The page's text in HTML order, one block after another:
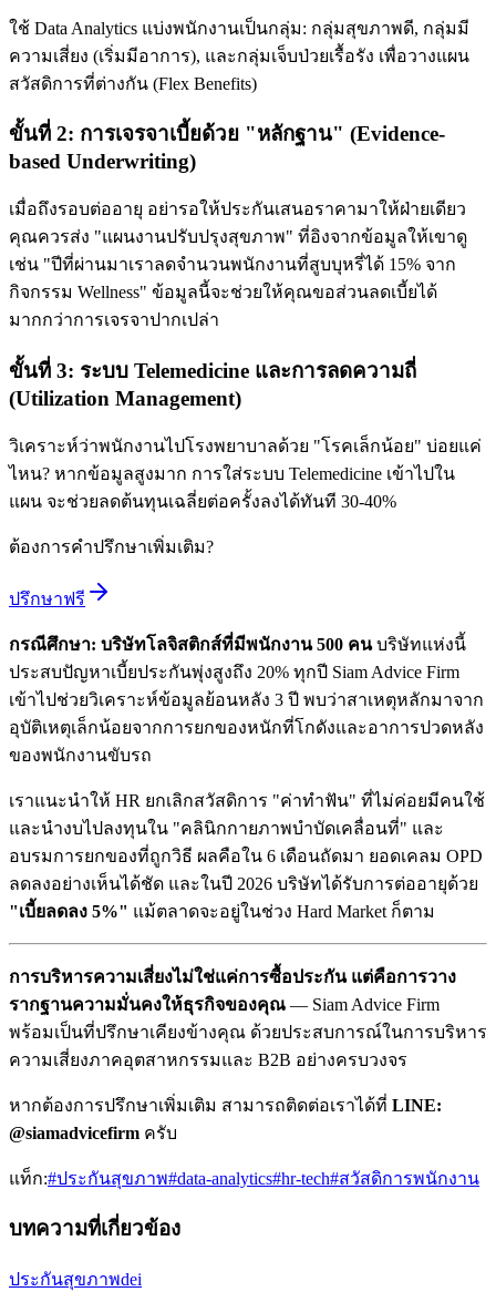
ใช้ Data Analytics แบ่งพนักงานเป็นกลุ่ม: กลุ่มสุขภาพดี, กลุ่มมี
ความเสี่ยง (เริ่มมีอาการ), และกลุ่มเจ็บป่วยเรื้อรัง เพื่อวางแผน
สวัสดิการที่ต่างกัน (Flex Benefits)
ขั้นที่ 2: การเจรจาเบี้ยด้วย "หลักฐาน" (Evidence-
based Underwriting)
เมื่อถึงรอบต่ออายุ อย่ารอให้ประกันเสนอราคามาให้ฝ่ายเดียว
คุณควรส่ง "แผนงานปรับปรุงสุขภาพ" ที่อิงจากข้อมูลให้เขาดู
เช่น "ปีที่ผ่านมาเราลดจำนวนพนักงานที่สูบบุหรี่ได้ 15% จาก
กิจกรรม Wellness" ข้อมูลนี้จะช่วยให้คุณขอส่วนลดเบี้ยได้
มากกว่าการเจรจาปากเปล่า
ขั้นที่ 3: ระบบ Telemedicine และการลดความถี่
(Utilization Management)
วิเคราะห์ว่าพนักงานไปโรงพยาบาลด้วย "โรคเล็กน้อย" บ่อยแค่
ไหน? หากข้อมูลสูงมาก การใส่ระบบ Telemedicine เข้าไปใน
แผน จะช่วยลดต้นทุนเฉลี่ยต่อครั้งลงได้ทันที 30-40%
ต้องการคำปรึกษาเพิ่มเติม?
ปรึกษาฟรี
กรณีศึกษา: บริษัทโลจิสติกส์ที่มีพนักงาน 500 คนบริษัทแห่งนี้
ประสบปัญหาเบี้ยประกันพุ่งสูงถึง 20% ทุกปี Siam Advice Firm
เข้าไปช่วยวิเคราะห์ข้อมูลย้อนหลัง 3 ปี พบว่าสาเหตุหลักมาจาก
อุบัติเหตุเล็กน้อยจากการยกของหนักที่โกดังและอาการปวดหลัง
ของพนักงานขับรถ
เราแนะนำให้ HR ยกเลิกสวัสดิการ "ค่าทำฟัน" ที่ไม่ค่อยมีคนใช้
และนำงบไปลงทุนใน "คลินิกกายภาพบำบัดเคลื่อนที่" และ
อบรมการยกของที่ถูกวิธี ผลคือใน 6 เดือนถัดมา ยอดเคลม OPD
ลดลงอย่างเห็นได้ชัด และในปี 2026 บริษัทได้รับการต่ออายุด้วย
"เบี้ยลดลง 5%" แม้ตลาดจะอยู่ในช่วง Hard Market ก็ตาม
การบริหารความเสี่ยงไม่ใช่แค่การซื้อประกัน แต่คือการวาง
รากฐานความมั่นคงให้ธุรกิจของคุณ — Siam Advice Firm
พร้อมเป็นที่ปรึกษาเคียงข้างคุณ ด้วยประสบการณ์ในการบริหาร
ความเสี่ยงภาคอุตสาหกรรมและ B2B อย่างครบวงจร
หากต้องการปรึกษาเพิ่มเติม สามารถติดต่อเราได้ที่ LINE:
@siamadvicefirm ครับ
แท็ก:#ประกันสุขภาพ#data-analytics#hr-tech#สวัสดิการพนักงาน
บทความที่เกี่ยวข้อง
ประกันสุขภาพdei